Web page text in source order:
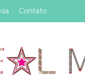
Contato